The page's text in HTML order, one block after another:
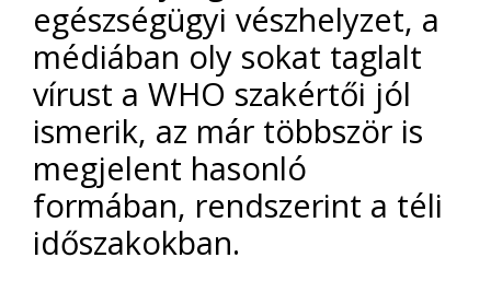
egészségügyi vészhelyzet, a
médiában oly sokat taglalt
vírust a WHO szakértői jól
ismerik, az már többször is
megjelent hasonló
formában, rendszerint a téli
időszakokban.